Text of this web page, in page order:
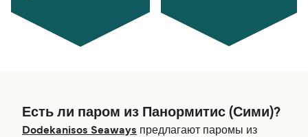
Есть ли паром из Панормитис (Сими)?
Dodekanisos Seaways предлагают паромы из